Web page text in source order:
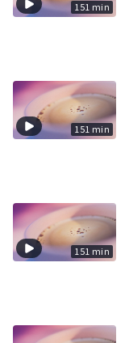
151 min
151 min
151 min